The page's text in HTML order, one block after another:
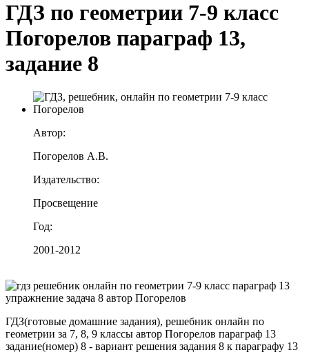
ГДЗ по геометрии 7-9 класс
Погорелов параграф 13,
задание 8
Автор:
Погорелов А.В.
Издательство:
Просвещение
Год:
2001-2012
ГДЗ(готовые домашние задания), решебник онлайн по
геометрии за 7, 8, 9 классы автор Погорелов параграф 13
задание(номер) 8 - вариант решения задания 8 к параграфу 13